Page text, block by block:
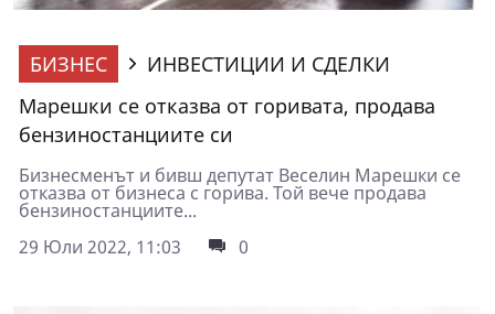
БИЗНЕС
ИНВЕСТИЦИИ И СДЕЛКИ
Марешки се отказва от горивата, продава
бензиностанциите си
Бизнесменът и бивш депутат Веселин Марешки се
отказва от бизнеса с горива. Той вече продава
бензиностанциите...
29 Юли 2022, 11:03
0